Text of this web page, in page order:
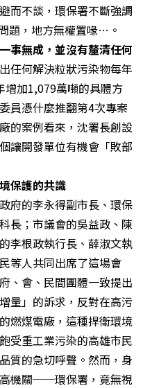
而不談，環保署不斷強調
題，地方無權置喙…。
事無成，並沒有釐清任何
任何解決粒狀污染物每年
增加1,079萬噸的具體方
員憑什麼推翻第4次專案
的案例看來，沈署長創設
讓開發單位有機會「敗部
府的李永得副市長、環保
長；市議會的吳益政、陳
李根政執行長、薛淑文執
等人共同出席了這場會
、會、民間團體一致提出
量」的訴求，反對在高污
燃煤電廠，這種捍衛環境
受重工業污染的高雄市民
質的急切呼聲。然而，身
機關──環保署，竟無視